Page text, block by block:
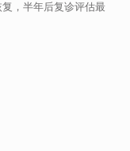
，半年后复诊评估最